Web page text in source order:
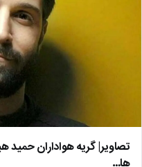
تصاویر| گریه هواداران